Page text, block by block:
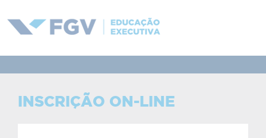
INSCRIÇÃO ON-LINE